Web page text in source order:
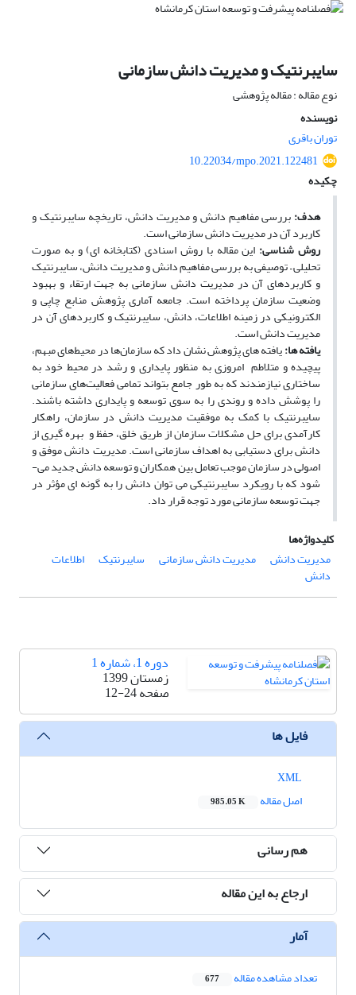
سایبرنتیک و مدیریت دانش سازمانی
نوع مقاله : مقاله پژوهشی
نویسنده
توران باقری
10.22034/mpo.2021.122481
چکیده
هدف:بررسی مفاهیم دانش و مدیریت دانش، تاریخچه سایبرنتیک و
کاربرد آن در مدیریت دانش سازمانی است.
روش­ شناسی: این مقاله با روش اسنادی (کتابخانه ­ای) و به صورت
تحلیلی – توصیفی به بررسی مفاهیم دانش و مدیریت دانش، سایبرنتیک
و کاربردهای آن در مدیریت دانش سازمانی به جهت ارتقاء و بهبود
وضعیت سازمان پرداخته است. جامعه آماری پژوهش منابع چاپی و
الکترونیکی در زمینه اطلاعات، دانش، سایبرنتیک و کاربردهای آن در
مدیریت دانش است.
یافته ­ها:یافته­ های پژوهش نشان داد که سازمان‌ها در محیط‌های مبهم،
پیچیده و متلاطم امروزی به منظور پایداری و رشد در محیط خود به
ساختاری نیازمندند که به طور جامع بتواند تمامی فعالیت‌های سازمانی
را پوشش داده و روندی را به سوی توسعه و پایداری داشته باشند.
سایبرنتیک با کمک به موفقیت مدیریت دانش در سازمان، راهکار
کارآمدی برای حل مشکلات سازمان از طریق خلق، حفظ و بهره گیری از
دانش برای دستیابی به اهداف سازمانی است. مدیریت دانش موفق و
اصولی در سازمان موجب تعامل بین همکاران و توسعه دانش جدید می­
شود که با رویکرد سایبرنتیکی می ­توان دانش را به گونه­ ای مؤثر در
جهت توسعه سازمانی مورد توجه قرار داد.
کلیدواژه‌ها
مدیریت دانش
مدیریت دانش سازمانی سایبرنتیک اطلاعات
دانش
دوره 1، شماره 1
زمستان 1399
صفحه12-24
فایل ها
اصل مقاله
985.05 K
هم رسانی
ارجاع به این مقاله
آمار
تعداد مشاهده مقاله 677